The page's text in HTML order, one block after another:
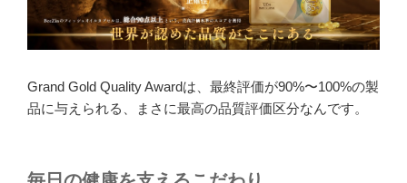
Grand Gold Quality Awardは、最終評価が90%〜100%の製
品に与えられる、まさに最高の品質評価区分なんです。